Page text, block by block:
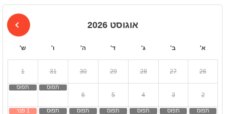
אוגוסט 2026
א' ב' ג' ד' ה' ו' ש'
26
27
28
29
30
31
1
2
3
4
5
6